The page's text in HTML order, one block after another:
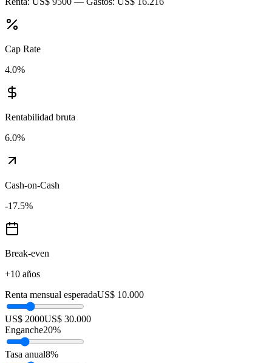
Cap Rate
4.0%
Rentabilidad bruta
6.0%
Cash-on-Cash
-17.5%
Break-even
+10 años
Renta mensual esperadaUS$ 10.000
US$ 2000US$ 30.000
Enganche20%
Tasa anual8%